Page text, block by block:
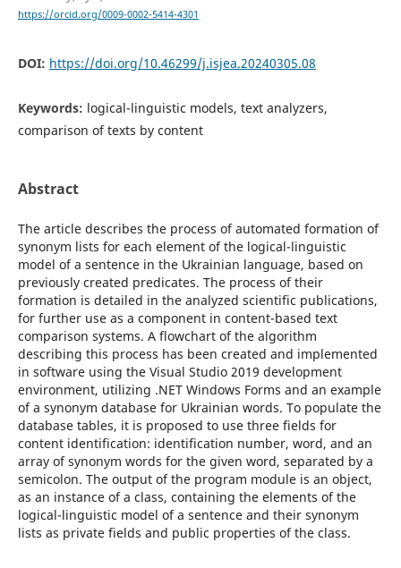
https://orcid.org/0009-0002-5414-4301
DOI: https://doi.org/10.46299/j.isjea.20240305.08
Keywords: logical-linguistic models, text analyzers,
comparison of texts by content
Abstract
The article describes the process of automated formation of
synonym lists for each element of the logical-linguistic
model of a sentence in the Ukrainian language, based on
previously created predicates. The process of their
formation is detailed in the analyzed scientific publications,
for further use as a component in content-based text
comparison systems. A flowchart of the algorithm
describing this process has been created and implemented
in software using the Visual Studio 2019 development
environment, utilizing .NET Windows Forms and an example
of a synonym database for Ukrainian words. To populate the
database tables, it is proposed to use three fields for
content identification: identification number, word, and an
array of synonym words for the given word, separated by a
semicolon. The output of the program module is an object,
as an instance of a class, containing the elements of the
logical-linguistic model of a sentence and their synonym
lists as private fields and public properties of the class.